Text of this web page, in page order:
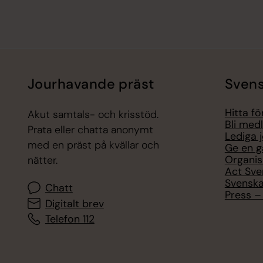
Jourhavande präst
Akut samtals- och krisstöd.
Prata eller chatta anonymt
med en präst på kvällar och
nätter.
Chatt
Digitalt brev
Telefon 112
Hitta
Bli
Lediga
Ge en
Act
Press